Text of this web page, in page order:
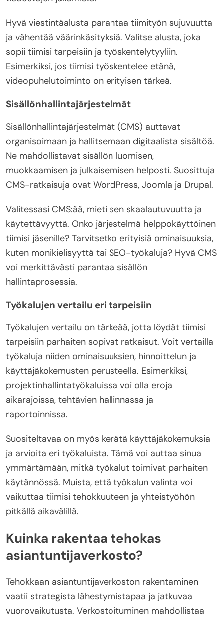
Hyvä viestintäalusta parantaa tiimityön sujuvuutta
ja vähentää väärinkäsityksiä. Valitse alusta, joka
sopii tiimisi tarpeisiin ja työskentelytyyliin.
Esimerkiksi, jos tiimisi työskentelee etänä,
videopuhelutoiminto on erityisen tärkeä.
Sisällönhallintajärjestelmät
Sisällönhallintajärjestelmät (CMS) auttavat
organisoimaan ja hallitsemaan digitaalista sisältöä.
Ne mahdollistavat sisällön luomisen,
muokkaamisen ja julkaisemisen helposti. Suosittuja
CMS-ratkaisuja ovat WordPress, Joomla ja Drupal.
Valitessasi CMS:ää, mieti sen skaalautuvuutta ja
käytettävyyttä. Onko järjestelmä helppokäyttöinen
tiimisi jäsenille? Tarvitsetko erityisiä ominaisuuksia,
kuten monikielisyyttä tai SEO-työkaluja? Hyvä CMS
voi merkittävästi parantaa sisällön
hallintaprosessia.
Työkalujen vertailu eri tarpeisiin
Työkalujen vertailu on tärkeää, jotta löydät tiimisi
tarpeisiin parhaiten sopivat ratkaisut. Voit vertailla
työkaluja niiden ominaisuuksien, hinnoittelun ja
käyttäjäkokemusten perusteella. Esimerkiksi,
projektinhallintatyökaluissa voi olla eroja
aikarajoissa, tehtävien hallinnassa ja
raportoinnissa.
Suositeltavaa on myös kerätä käyttäjäkokemuksia
ja arvioita eri työkaluista. Tämä voi auttaa sinua
ymmärtämään, mitkä työkalut toimivat parhaiten
käytännössä. Muista, että työkalun valinta voi
vaikuttaa tiimisi tehokkuuteen ja yhteistyöhön
pitkällä aikavälillä.
Kuinka rakentaa tehokas
asiantuntijaverkosto?
Tehokkaan asiantuntijaverkoston rakentaminen
vaatii strategista lähestymistapaa ja jatkuvaa
vuorovaikutusta. Verkostoituminen mahdollistaa